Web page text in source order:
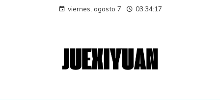
viernes, agosto 7 03:34:18